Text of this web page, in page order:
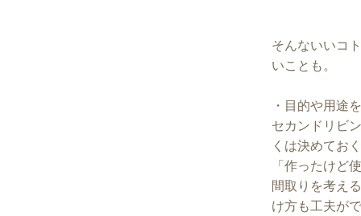
そんないいコ
いことも。
・目的や用途
セカンドリビ
くは決めてお
「作ったけど
間取りを考え
け方も工夫が